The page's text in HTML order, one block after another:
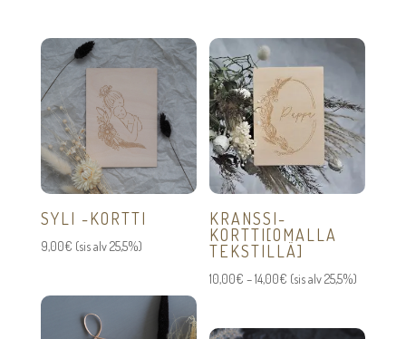
SYLI -KORTTI
9,00€ (sis alv 25,5%)
KRANSSI-
KORTTI[OMALLA
TEKSTILLÄ]
10,00€ –14,00€ Hintaluokka:
-
(sis alv 25,5%)